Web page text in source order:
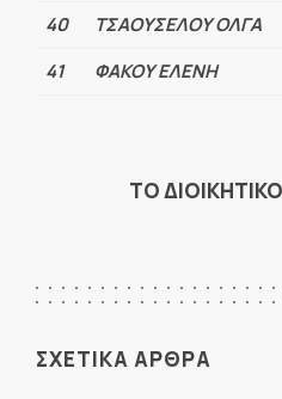
40 ΤΣΑΟΥΣΕΛΟΥ ΟΛΓΑ
41
ΦΑΚΟΥ ΕΛΕΝΗ
ΤΟ
ΣΧΕΤΙΚΑ ΑΡΘΡΑ